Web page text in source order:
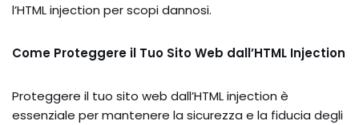
l’HTML injection per scopi dannosi.
Come Proteggere il Tuo Sito Web dall’HTML Injection
Proteggere il tuo sito web dall’HTML injection è
essenziale per mantenere la sicurezza e la fiducia degli